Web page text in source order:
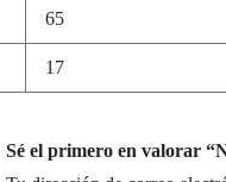
65
17
Sé el primero en valorar